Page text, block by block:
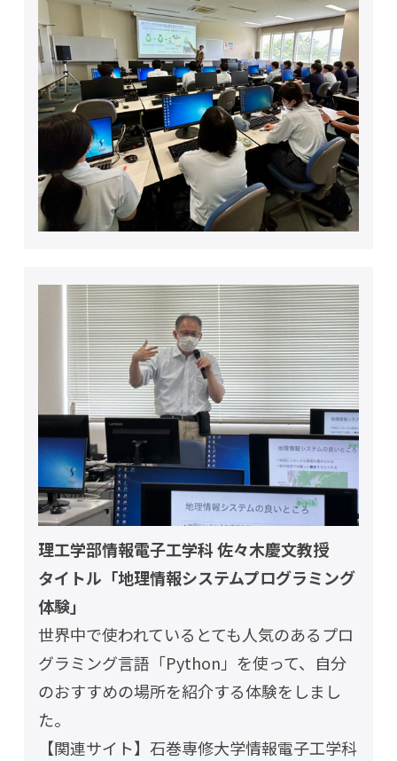
理工学部情報電子工学科 佐々木慶文教授
タイトル「地理情報システムプログラミング
体験」
世界中で使われているとても人気のあるプロ
グラミング言語「Python」を使って、自分
のおすすめの場所を紹介する体験をしまし
た。
【関連サイト】 石巻専修大学情報電子工学科